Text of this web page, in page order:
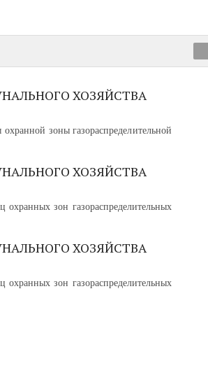
ХОЗЯЙСТВА
зоны газораспределительной
ХОЗЯЙСТВА
зон газораспределительных
ХОЗЯЙСТВА
зон газораспределительных